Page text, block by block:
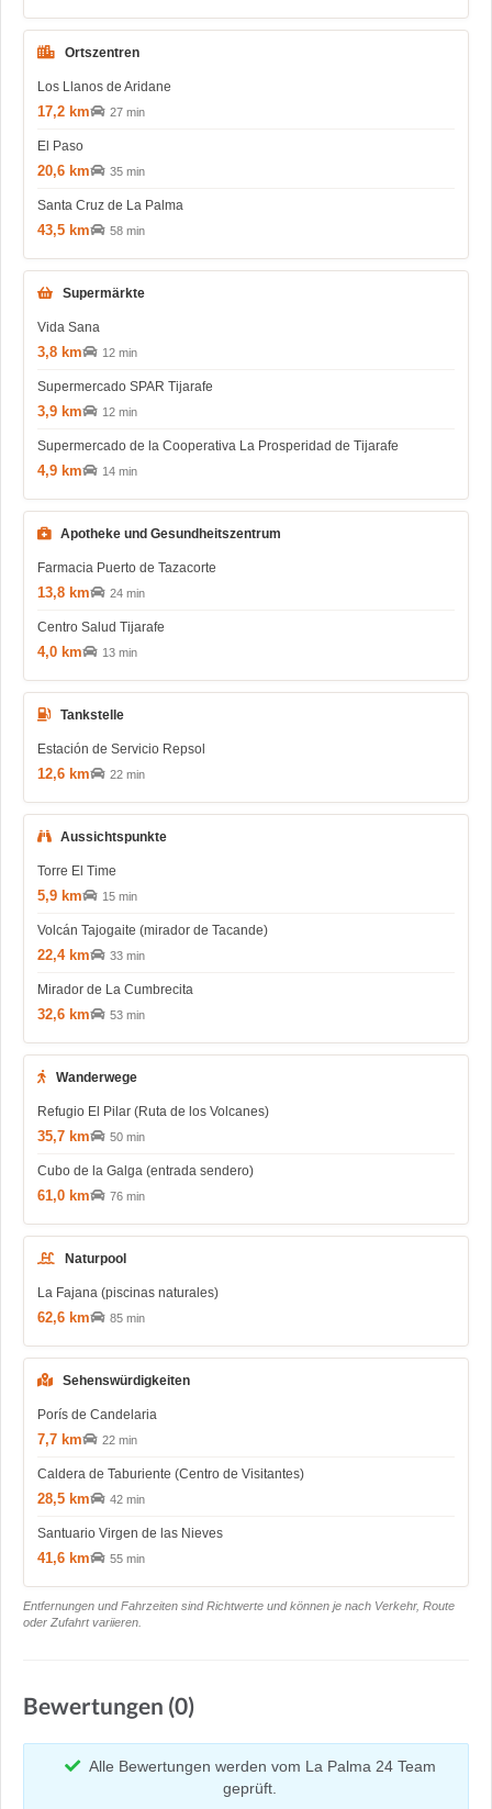
Ortszentren
Los Llanos de Aridane
17,2 km 27 min
El Paso
20,6 km 35 min
Santa Cruz de La Palma
43,5 km 58 min
Supermärkte
Vida Sana
3,8 km 12 min
Supermercado SPAR Tijarafe
3,9 km 12 min
Supermercado de la Cooperativa La Prosperidad de Tijarafe
4,9 km 14 min
Apotheke und Gesundheitszentrum
Farmacia Puerto de Tazacorte
13,8 km 24 min
Centro Salud Tijarafe
4,0 km 13 min
Tankstelle
Estación de Servicio Repsol
12,6 km 22 min
Aussichtspunkte
Torre El Time
5,9 km 15 min
Volcán Tajogaite (mirador de Tacande)
22,4 km 33 min
Mirador de La Cumbrecita
32,6 km 53 min
Wanderwege
Refugio El Pilar (Ruta de los Volcanes)
35,7 km 50 min
Cubo de la Galga (entrada sendero)
61,0 km 76 min
Naturpool
La Fajana (piscinas naturales)
62,6 km 85 min
Sehenswürdigkeiten
Porís de Candelaria
7,7 km 22 min
Caldera de Taburiente (Centro de Visitantes)
28,5 km 42 min
Santuario Virgen de las Nieves
41,6 km 55 min
Entfernungen und Fahrzeiten sind Richtwerte und können je nach Verkehr, Route
oder Zufahrt variieren.
Bewertungen (0)
Alle Bewertungen werden vom La Palma 24 Team
geprüft.